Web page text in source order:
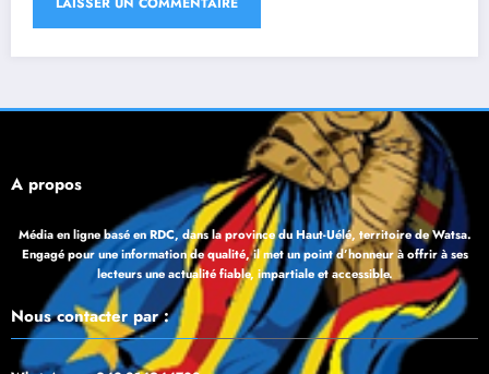
À propos
Média en ligne basé en RDC, dans la province du Haut-Uélé, territoire de Watsa.
Engagé pour une information de qualité, il met un point d’honneur à offrir à ses
lecteurs une actualité fiable, impartiale et accessible.
Nous contacter par :